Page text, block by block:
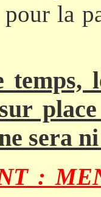
la
temps,
sera
: